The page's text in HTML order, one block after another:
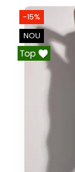
-15%
NOU